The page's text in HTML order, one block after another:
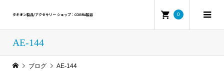
タキオン製品/アクセサリー ショップ：COBRA製品 0
AE-144
ブログ AE-144